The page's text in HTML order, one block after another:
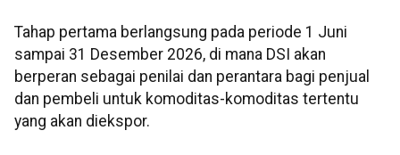
Tahap pertama berlangsung pada periode 1 Juni
sampai 31 Desember 2026, di mana DSI akan
berperan sebagai penilai dan perantara bagi penjual
dan pembeli untuk komoditas-komoditas tertentu
yang akan diekspor.